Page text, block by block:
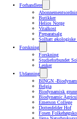
Forhandlere
Butikker
Helios Norge
Vitalkost
Preparatsalg
Solhatt økologiske
Forskning
Forskning
Studieforbundet
Lenker
Utdanning
BINGN -
Belgia
Biodynamisk
Biodynamic
Emerson College
Dottenfelder Hof
Fosen